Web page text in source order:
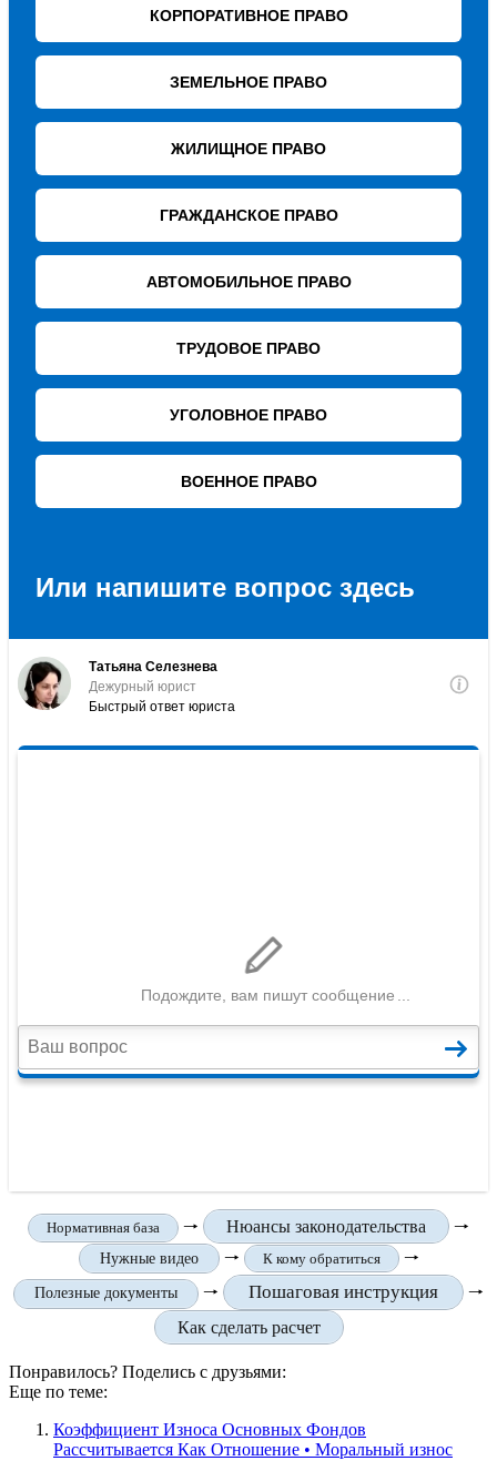
Нормативная база 🠒 Нюансы законодательства 🠒
Нужные видео 🠒 К кому обратиться 🠒
Полезные документы 🠒 Пошаговая инструкция
🠒
Как сделать расчет
Понравилось? Поделись с друзьями:
Еще по теме:
Коэффициент Износа Основных Фондов
Рассчитывается Как Отношение • Моральный износ